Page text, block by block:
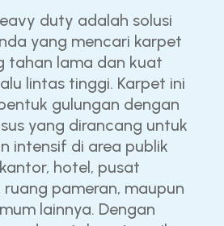
duty adalah solusi
yang mencari karpet
tahan lama dan kuat
lintas tinggi. Karpet ini
gulungan dengan
yang dirancang untuk
intensif di area publik
hotel, pusat
pameran, maupun
lainnya. Dengan